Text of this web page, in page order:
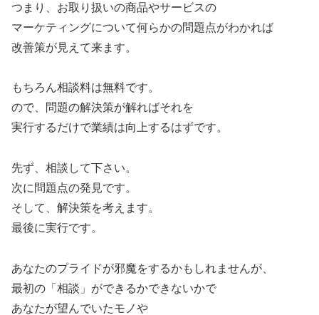
つまり、お取り扱いの商品やサービスの
マーケティングについて何らかの問題点がわかれば
改善策が見えて来ます。
もちろん相談料は無料です。
ので、問題の解決策が解ればそれを
実行するだけで業績は向上するはずです。
先ず、相談して下さい。
次に問題点の発見です。
そして、解決策を考えます。
最後に実行です。
あなたのプライドが邪魔をするかもしれませんが、
最初の「相談」ができるかできないかで
あなたが望んでいたモノや